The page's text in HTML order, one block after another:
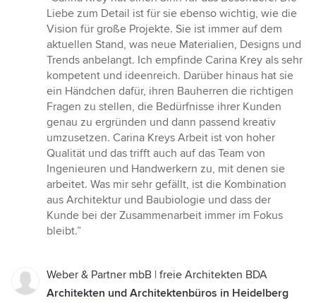
5
von
5
Sternen
Liebe zum Detail ist für sie ebenso wichtig, wie die
Vision für große Projekte. Sie ist immer auf dem
aktuellen Stand, was neue Materialien, Designs und
Trends anbelangt. Ich empfinde Carina Krey als sehr
kompetent und ideenreich. Darüber hinaus hat sie
ein Händchen dafür, ihren Bauherren die richtigen
Fragen zu stellen, die Bedürfnisse ihrer Kunden
genau zu ergründen und dann passend kreativ
umzusetzen. Carina Kreys Arbeit ist von hoher
Qualität und das trifft auch auf das Team von
Ingenieuren und Handwerkern zu, mit denen sie
arbeitet. Was mir sehr gefällt, ist die Kombination
aus Architektur und Baubiologie und dass der
Kunde bei der Zusammenarbeit immer im Fokus
bleibt.”
Weber & Partner mbB | freie Architekten BDA
Architekten und Architektenbüros in Heidelberg